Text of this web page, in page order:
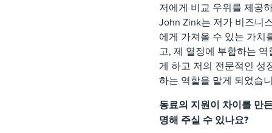
저에게 비교 우위를 제공
John Zink는 저가 비즈니
에게 가져올 수 있는 가치
고, 제 열정에 부합하는 역
게 하고 저의 전문적인 성
하는 역할을 맡게 되었습
동료의 지원이 차이를 만
명해 주실 수 있나요?